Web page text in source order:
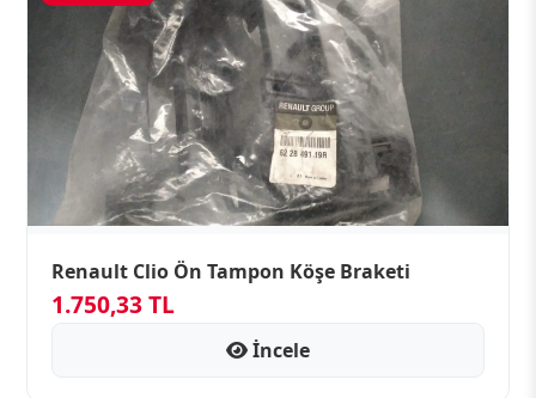
Renault Clio Ön Tampon Köşe Braketi
1.750,33 TL
İncele